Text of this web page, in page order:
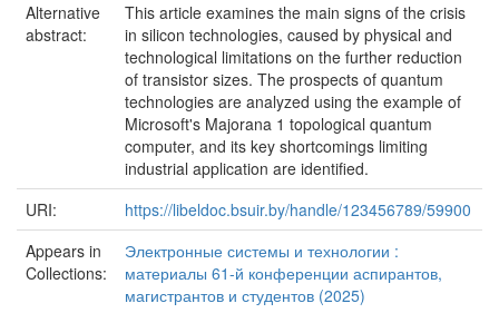
Alternative
abstract:
This article examines the main signs of the crisis
in silicon technologies, caused by physical and
technological limitations on the further reduction
of transistor sizes. The prospects of quantum
technologies are analyzed using the example of
Microsoft's Majorana 1 topological quantum
computer, and its key shortcomings limiting
industrial application are identified.
URI:
https://libeldoc.bsuir.by/handle/123456789/59900
Appears in
Collections:
Электронные системы и технологии :
материалы 61-й конференции аспирантов,
магистрантов и студентов (2025)